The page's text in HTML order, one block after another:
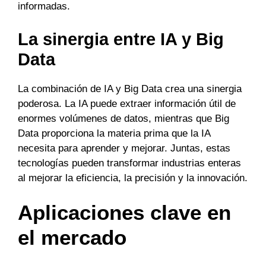
informadas.
La sinergia entre IA y Big
Data
La combinación de IA y Big Data crea una sinergia
poderosa. La IA puede extraer información útil de
enormes volúmenes de datos, mientras que Big
Data proporciona la materia prima que la IA
necesita para aprender y mejorar. Juntas, estas
tecnologías pueden transformar industrias enteras
al mejorar la eficiencia, la precisión y la innovación.
Aplicaciones clave en
el mercado